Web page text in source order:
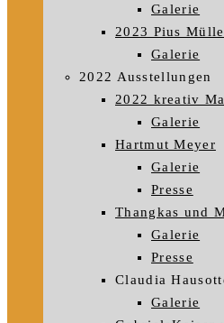
Galerie
2023 Pius
Galerie
2022 Ausstellungen
2022 kreativ
Galerie
Hartmut Meyer
Galerie
Presse
Thangkas und
Galerie
Presse
Claudia
Galerie